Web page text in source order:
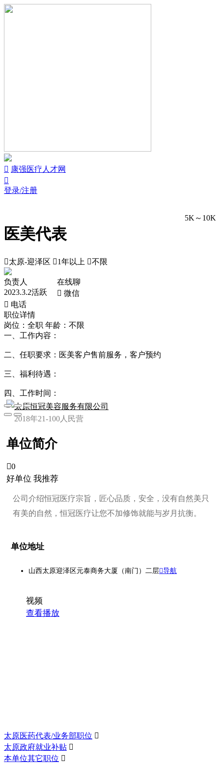
 康强医疗人才网

登录/注册
医美代表
5K～10K
太原-迎泽区 1年以上 不限
负责人
2023.3.2活跃
在线聊
 微信
 电话
职位详情
岗位：全职 年龄：不限
一、工作内容：
二、任职要求：医美客户售前服务，客户预约
三、福利待遇：
四、工作时间：
太原恒冠美容服务有限公司
2018年21-100人 民营
单位简介
0
好单位 我推荐
公司介绍恒冠医疗宗旨，匠心品质，安全，没有自然美只
有美的自然，恒冠医疗让您不加修饰就能与岁月抗衡。
单位地址
山西太原迎泽区元泰商务大厦（南门）二层导航
视频
查看播放
太原医药代表/业务部职位 
太原政府就业补贴 
本单位其它职位 